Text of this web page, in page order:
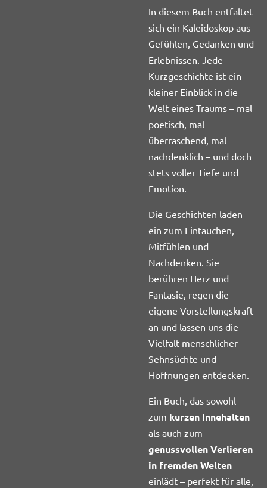
In diesem Buch entfaltet
sich ein Kaleidoskop aus
Gefühlen, Gedanken und
Erlebnissen. Jede
Kurzgeschichte ist ein
kleiner Einblick in die
Welt eines Traums – mal
poetisch, mal
überraschend, mal
nachdenklich – und doch
stets voller Tiefe und
Emotion.
Die Geschichten laden
ein zum Eintauchen,
Mitfühlen und
Nachdenken. Sie
berühren Herz und
Fantasie, regen die
eigene Vorstellungskraft
an und lassen uns die
Vielfalt menschlicher
Sehnsüchte und
Hoffnungen entdecken.
Ein Buch, das sowohl
zum kurzen Innehalten
als auch zum
genussvollen Verlieren
in fremden Welten
einlädt – perfekt für alle,